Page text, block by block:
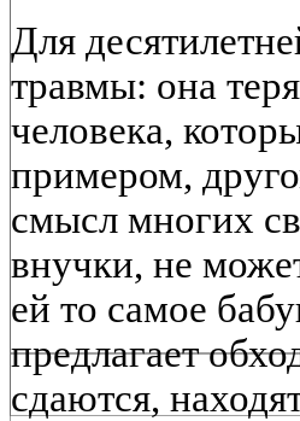
Для
травмы: она
человека,
примером,
смысл многих
внучки, не
ей то самое
предлагает
сдаются,